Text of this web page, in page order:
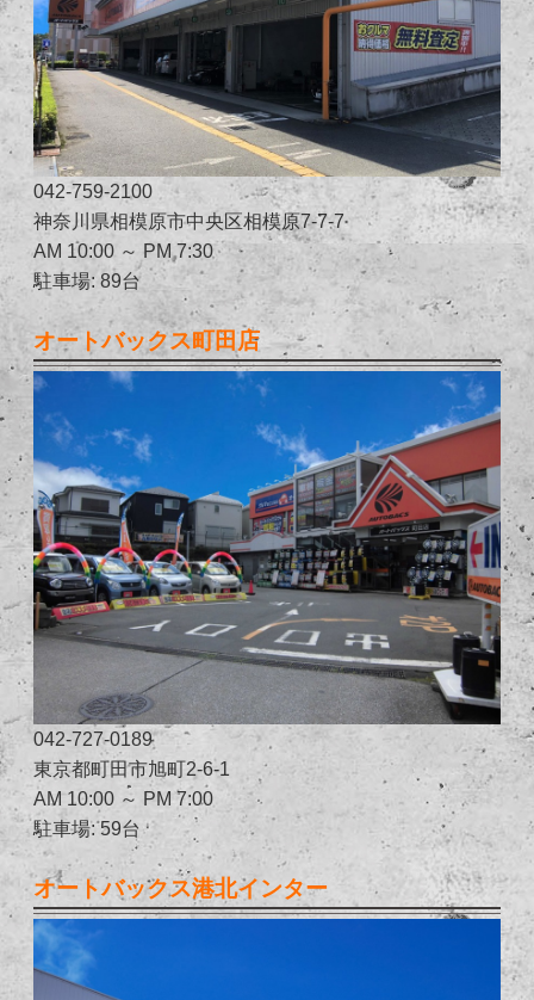
042-759-2100
神奈川県相模原市中央区相模原7-7-7
AM 10:00 ～ PM 7:30
駐車場: 89台
オートバックス町田店
042-727-0189
東京都町田市旭町2-6-1
AM 10:00 ～ PM 7:00
駐車場: 59台
オートバックス港北インター